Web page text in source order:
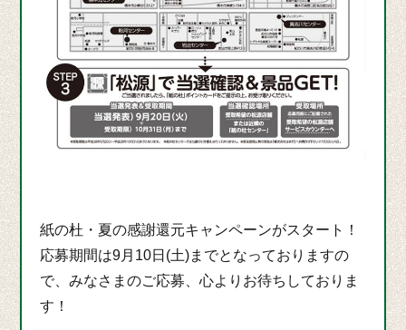
紙の杜・夏の感謝還元キャンペーンがスタート！
応募期間は9月10日(土)までとなっておりますの
で、みなさまのご応募、心よりお待ちしておりま
す！